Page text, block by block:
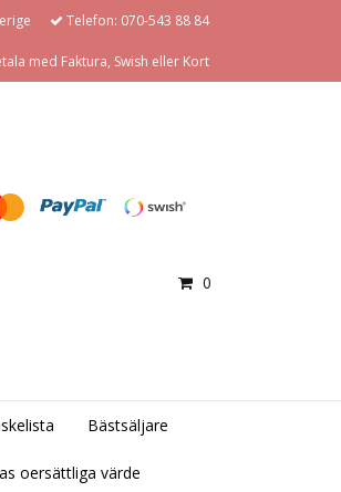
Telefon: 070-543 88 84
med Faktura, Swish eller Kort
0
Bästsäljare
oersättliga värde